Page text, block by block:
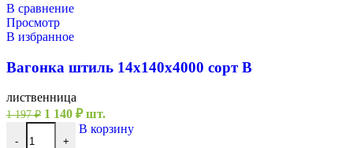
В сравнение
Просмотр
В избранное
Вагонка штиль 14х140х4000 сорт В
лиственница
1 197₽ Первоначальная
цена
составляла
1 140 ₽Текущая
цена:
шт.
-
Количество товара Вагонка штиль 14х140х4000 сорт В
+
В корзину